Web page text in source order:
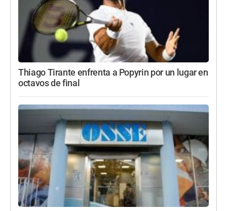
Thiago Tirante enfrenta a Popyrin por un lugar en
octavos de final